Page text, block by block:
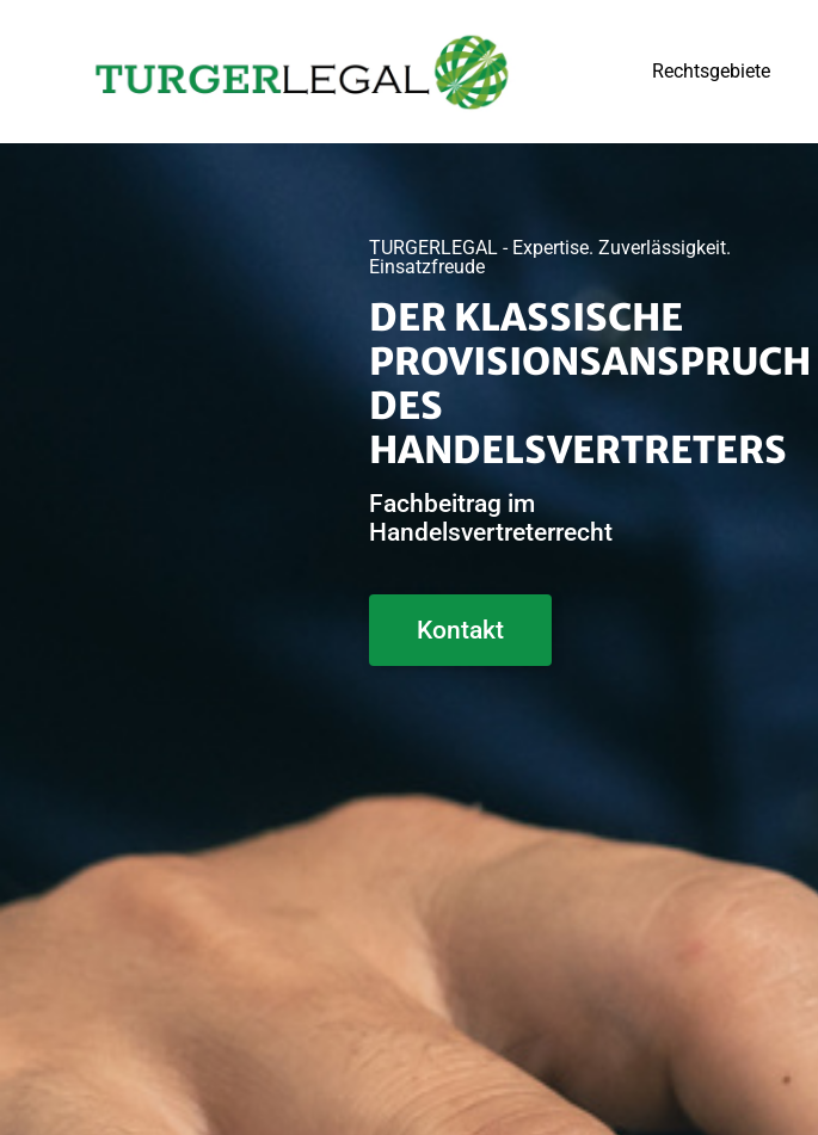
Rechtsgebiete
TURGERLEGAL - Expertise. Zuverlässigkeit.
Einsatzfreude
DER KLASSISCHE
PROVISIONSANSPRUCH
DES
HANDELSVERTRETERS
Fachbeitrag im
Handelsvertreterrecht
Kontakt